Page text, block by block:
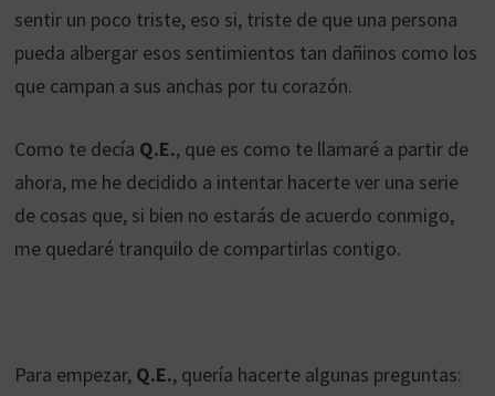
sentir un poco triste, eso si, triste de que una persona
pueda albergar esos sentimientos tan dañinos como los
que campan a sus anchas por tu corazón.
Como te decía Q.E., que es como te llamaré a partir de
ahora, me he decidido a intentar hacerte ver una serie
de cosas que, si bien no estarás de acuerdo conmigo,
me quedaré tranquilo de compartirlas contigo.
Para empezar, Q.E., quería hacerte algunas preguntas: